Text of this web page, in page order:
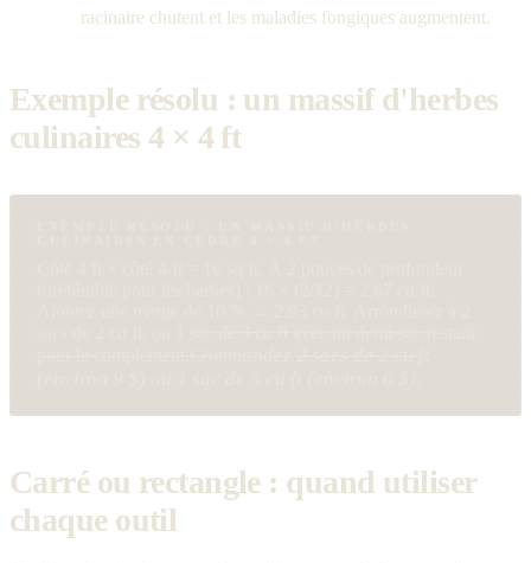
racinaire chutent et les maladies fongiques augmentent.
Exemple résolu : un massif d'herbes
culinaires 4 × 4 ft
Carré ou rectangle : quand utiliser
chaque outil